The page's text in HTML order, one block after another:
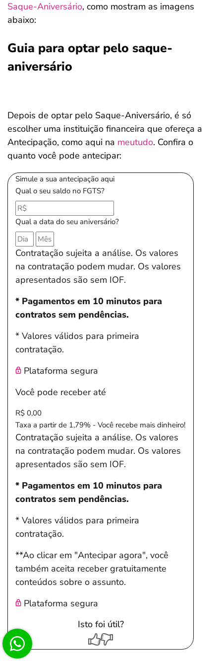
Saque-Aniversário, como mostram as imagens
abaixo:
Guia para optar pelo saque-
aniversário
Depois de optar pelo Saque-Aniversário, é só
escolher uma instituição financeira que ofereça a
Antecipação, como aqui na meutudo. Confira o
quanto você pode antecipar:
Simule a sua antecipação aqui
Qual o seu saldo no FGTS?
Qual a data do seu aniversário?
Contratação sujeita a análise. Os valores
na contratação podem mudar. Os valores
apresentados são sem IOF.
* Pagamentos em 10 minutos para
contratos sem pendências.
* Valores válidos para primeira
contratação.
Plataforma segura
Você pode receber até
R$ 0,00
Taxa a partir de 1,79% - Você recebe mais dinheiro!
Contratação sujeita a análise. Os valores
na contratação podem mudar. Os valores
apresentados são sem IOF.
* Pagamentos em 10 minutos para
contratos sem pendências.
* Valores válidos para primeira
contratação.
**Ao clicar em "Antecipar agora", você
também aceita receber gratuitamente
conteúdos sobre o assunto.
Plataforma segura
Isto foi útil?